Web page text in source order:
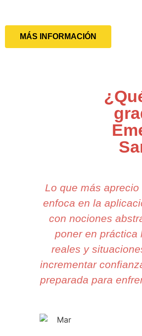
MÁS INFORMACIÓN
Lo que más
enfoca en la
con nociones
poner en práctica
reales y
incrementar
preparada para